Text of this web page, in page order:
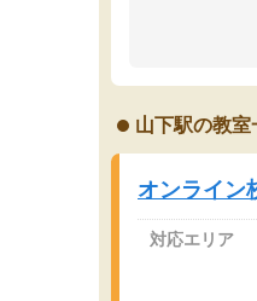
オンライン
り宿題もそ
2ヶ月で担当
講師変更の申
更だった為
遅れも取り戻
山下駅の教室
オンライン
対応エリア